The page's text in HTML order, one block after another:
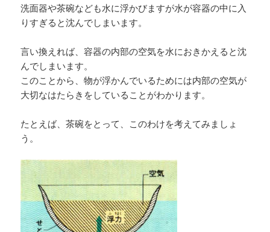
洗面器や茶碗なども水に浮かびますが水が容器の中に入
りすぎると沈んでしまいます。
言い換えれば、容器の内部の空気を水におきかえると沈
んでしまいます。
このことから、物が浮かんでいるためには内部の空気が
大切なはたらきをしていることがわかります。
たとえば、茶碗をとって、このわけを考えてみましょ
う。